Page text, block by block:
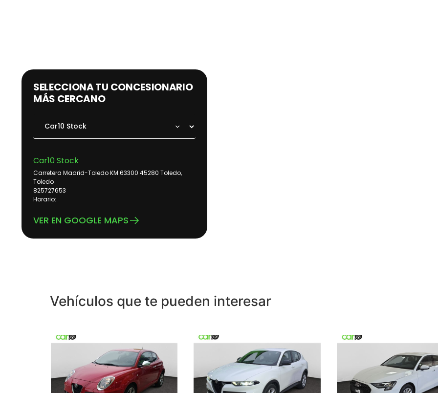
SELECCIONA TU CONCESIONARIO
MÁS CERCANO
Car10 Stock
Carretera Madrid-Toledo KM 63300 45280 Toledo,
Toledo
825727653
Horario:
VER EN GOOGLE MAPS
Vehículos que te pueden interesar